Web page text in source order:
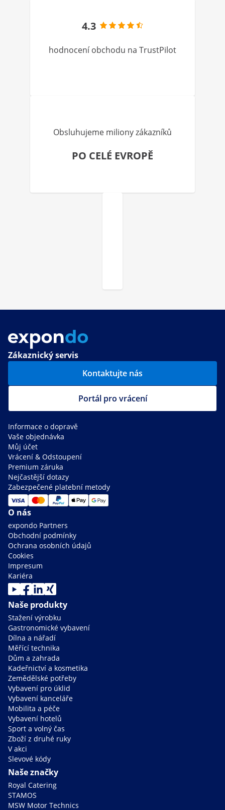
4.3
hodnocení obchodu na TrustPilot
Obsluhujeme miliony zákazníků
PO CELÉ EVROPĚ
Zákaznický servis
Kontaktujte nás
Portál pro vrácení
Informace o dopravě
Vaše objednávka
Můj účet
Vrácení & Odstoupení
Premium záruka
Nejčastější dotazy
Zabezpečené platební metody
O nás
expondo Partners
Obchodní podmínky
Ochrana osobních údajů
Cookies
Impresum
Kariéra
Naše produkty
Stažení výrobku
Gastronomické vybavení
Dílna a nářadí
Měřící technika
Dům a zahrada
Kadeřnictví a kosmetika
Zemědělské potřeby
Vybavení pro úklid
Vybavení kanceláře
Mobilita a péče
Vybavení hotelů
Sport a volný čas
Zboží z druhé ruky
V akci
Slevové kódy
Naše značky
Royal Catering
STAMOS
MSW Motor Technics